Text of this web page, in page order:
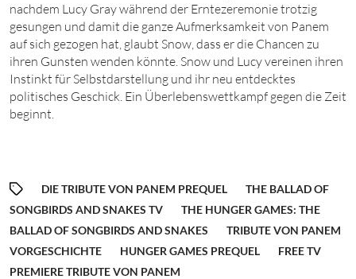
nachdem Lucy Gray während der Erntezeremonie trotzig
gesungen und damit die ganze Aufmerksamkeit von Panem
auf sich gezogen hat, glaubt Snow, dass er die Chancen zu
ihren Gunsten wenden könnte. Snow und Lucy vereinen ihren
Instinkt für Selbstdarstellung und ihr neu entdecktes
politisches Geschick. Ein Überlebenswettkampf gegen die Zeit
beginnt.
DIE TRIBUTE VON PANEM PREQUEL
THE BALLAD OF
SONGBIRDS AND SNAKES TV
THE HUNGER GAMES: THE
BALLAD OF SONGBIRDS AND SNAKES
TRIBUTE VON PANEM
VORGESCHICHTE
HUNGER GAMES PREQUEL
FREE TV
PREMIERE TRIBUTE VON PANEM